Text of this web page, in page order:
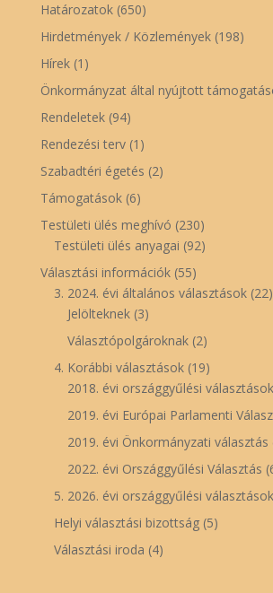
Határozatok(650)
Hirdetmények / Közlemények(198)
Hírek(1)
Önkormányzat által nyújtott
Rendeletek(94)
Rendezési terv(1)
Szabadtéri égetés (2)
Támogatások(6)
Testületi ülés meghívó (230)
Testületi ülés anyagai (92)
Választási információk(55)
3. 2024. évi általános választások(22)
Jelölteknek(3)
Választópolgároknak(2)
4. Korábbi választások(19)
2018. évi országgyűlési választások
2019. évi Európai Parlamenti
2019. évi Önkormányzati választás
2022. évi Országgyűlési Választás
5. 2026. évi országgyűlési választások
Helyi választási bizottság(5)
Választási iroda (4)